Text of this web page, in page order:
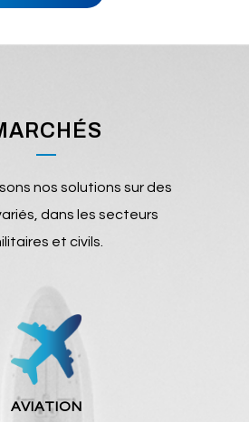
nos solutions sur des
dans les secteurs
et civils.
AVIATION